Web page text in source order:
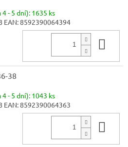
- 5 dní): 1635 ks
EAN:8592390064394
38
- 5 dní): 1043 ks
EAN:8592390064363